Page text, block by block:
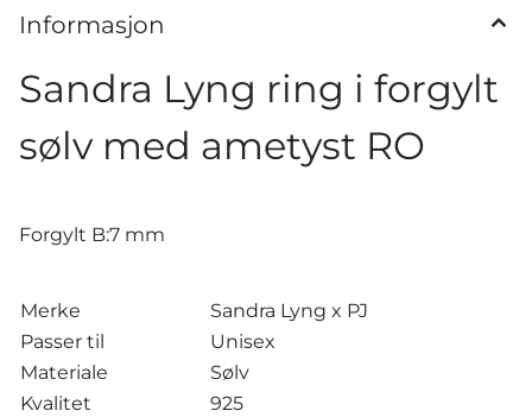
Informasjon
Sandra Lyng ring i forgylt
sølv med ametyst RO
Forgylt B:7 mm
Merke
Sandra Lyng x PJ
Passer til
Unisex
Materiale
Sølv
Kvalitet
925